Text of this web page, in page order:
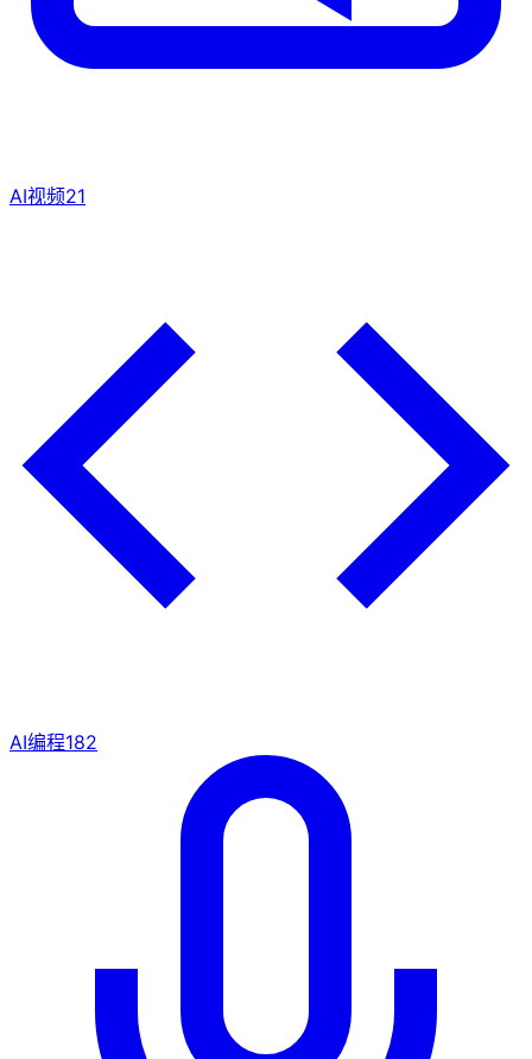
AI视频21
AI编程182